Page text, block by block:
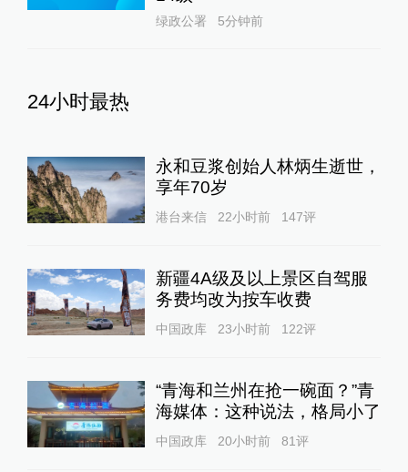
绿政公署 5分钟前
24小时最热
永和豆浆创始人林炳生逝世，
享年70岁
港台来信 22小时前 147评
新疆4A级及以上景区自驾服
务费均改为按车收费
中国政库 23小时前 122评
“青海和兰州在抢一碗面？”青
海媒体：这种说法，格局小了
中国政库 20小时前 81评